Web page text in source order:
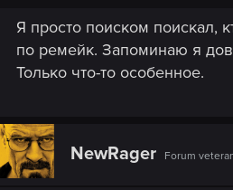
Я просто поиском поискал,
по ремейк. Запоминаю я
Только что-то особенное.
NewRager Forum